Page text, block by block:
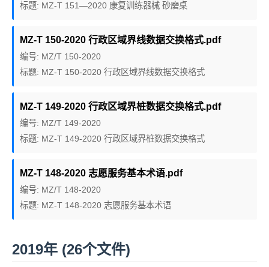
标题: MZ-T 151—2020 康复训练器械 砂磨桌
MZ-T 150-2020 行政区域界线数据交换格式.pdf
编号: MZ/T 150-2020
标题: MZ-T 150-2020 行政区域界线数据交换格式
MZ-T 149-2020 行政区域界桩数据交换格式.pdf
编号: MZ/T 149-2020
标题: MZ-T 149-2020 行政区域界桩数据交换格式
MZ-T 148-2020 志愿服务基本术语.pdf
编号: MZ/T 148-2020
标题: MZ-T 148-2020 志愿服务基本术语
2019年 (26个文件)